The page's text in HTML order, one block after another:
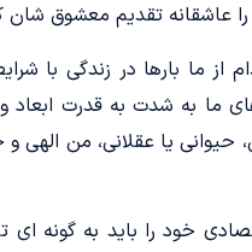
عاشقانه تقدیم معشوق شان
از ما بارها در زندگی با
ما به شدت به قدرت
یا عقلانی، من الهی و
خود را باید به گونه ای